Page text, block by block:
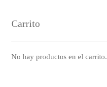
Carrito
No hay productos en el carrito.